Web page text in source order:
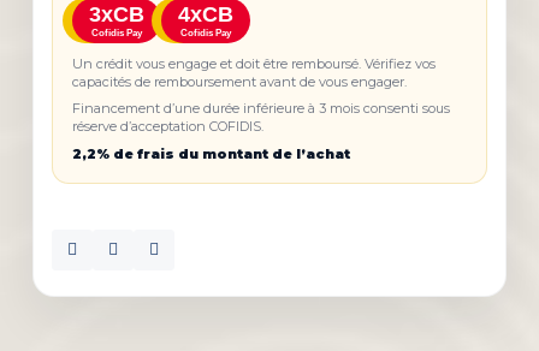
3xCB
Cofidis Pay
4xCB
Cofidis Pay
Un crédit vous engage et doit être remboursé. Vérifiez vos
capacités de remboursement avant de vous engager.
Financement d’une durée inférieure à 3 mois consenti sous
réserve d’acceptation COFIDIS.
2,2% de frais du montant de l’achat